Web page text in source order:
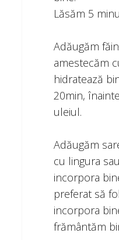
Lăsăm 5
Adăugăm
amestecăm
hidratează
20min,
uleiul.
Adăugăm
cu lingura
incorpora
preferat să
incorpora
frământăm